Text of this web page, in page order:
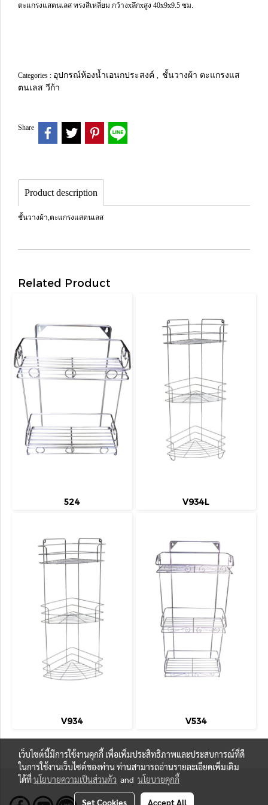
ตะแกรงแสตนเลส ทรงสีเหลี่ยม กว้างxลึกxสูง 40x9x9.5 ซม.
Categories : อุปกรณ์ห้องน้ำเอนกประสงค์ , ชั้นวางผ้า ตะแกรงแส
ตนเลส วีก้า
Share
Product description
ชั้นวางผ้า,ตะแกรงแสตนเลส
Related Product
524 V934L
V934 V534
เว็บไซต์นี้มีการใช้งานคุกกี้ เพื่อเพิ่มประสิทธิภาพและประสบการณ์ที่ดี
ในการใช้งานเว็บไซต์ของท่าน ท่านสามารถอ่านรายละเอียดเพิ่มเติม
ได้ที่นโยบายความเป็นส่วนตัว and นโยบายคุกกี้
Set Cookies Accept All